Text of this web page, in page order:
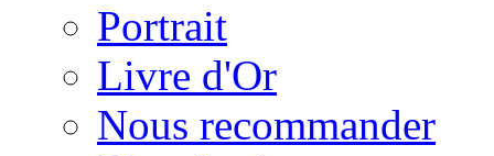
Portrait
Livre d'Or
Nous recommander